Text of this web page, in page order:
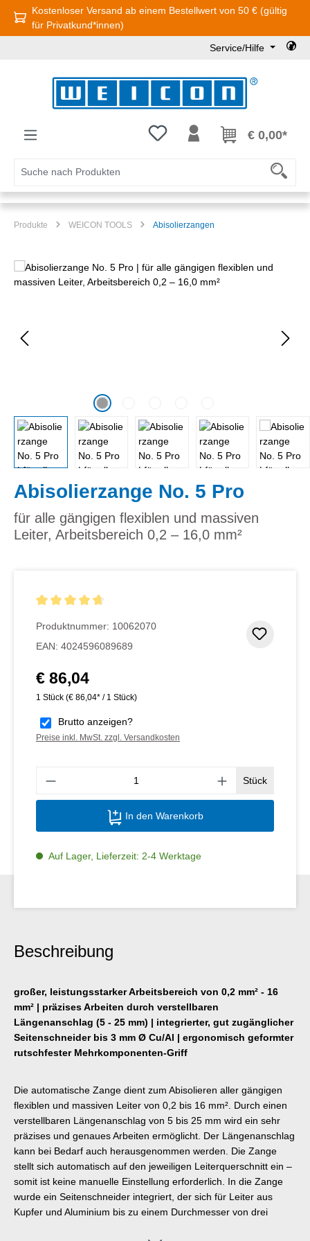
Zum Hauptinhalt springen
Kostenloser Versand ab einem Bestellwert von 50 € (gültig
für Privatkund*innen)
Service/Hilfe
Du hast 0 Produkte auf dem
€ 0,00*
Produkte WEICON TOOLS Abisolierzangen
Bildergalerie überspringen
Abisolierzange No. 5 Pro
für alle gängigen flexiblen und massiven
Leiter, Arbeitsbereich 0,2 – 16,0 mm²
Produktnummer: 10062070
EAN: 4024596089689
Regulärer Preis:
€ 86,04
1 Stück (€ 86,04* / 1 Stück)
Brutto anzeigen?
Preise inkl. MwSt. zzgl. Versandkosten
Stück
In den Warenkorb
Auf Lager, Lieferzeit: 2-4 Werktage
Beschreibung
großer, leistungsstarker Arbeitsbereich von 0,2 mm² - 16
mm² | präzises Arbeiten durch verstellbaren
Längenanschlag (5 - 25 mm) | integrierter, gut zugänglicher
Seitenschneider bis 3 mm Ø Cu/Al | ergonomisch geformter
rutschfester Mehrkomponenten-Griff
Die automatische Zange dient zum Abisolieren aller gängigen
flexiblen und massiven Leiter von 0,2 bis 16 mm². Durch einen
verstellbaren Längenanschlag von 5 bis 25 mm wird ein sehr
präzises und genaues Arbeiten ermöglicht. Der Längenanschlag
kann bei Bedarf auch herausgenommen werden. Die Zange
stellt sich automatisch auf den jeweiligen Leiterquerschnitt ein –
somit ist keine manuelle Einstellung erforderlich. In die Zange
wurde ein Seitenschneider integriert, der sich für Leiter aus
Kupfer und Aluminium bis zu einem Durchmesser von drei